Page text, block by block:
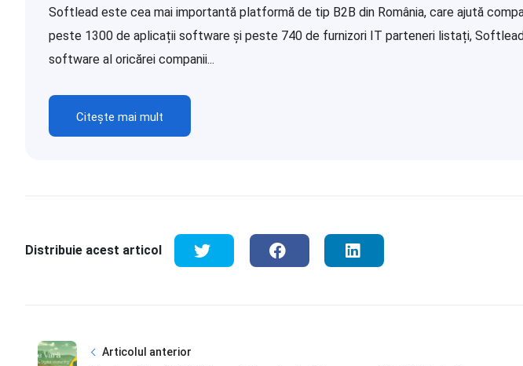
Softlead este cea mai importantă platformă de tip B2B din România, care ajută
peste 1300 de aplicații software și peste 740 de furnizori IT parteneri listați,
software al oricărei companii...
Citește mai mult
Distribuie acest articol
Articolul anterior